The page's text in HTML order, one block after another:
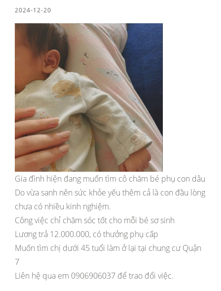
2024-12-20
Gia đình hiện đang muốn tìm cô chăm bé phụ con dâu
Do vừa sanh nên sức khỏe yếu thêm cả là con đầu lòng
chưa có nhiều kinh nghiệm.
Công việc chỉ chăm sóc tốt cho mỗi bé sơ sinh
Lương trả 12.000.000, có thưởng phụ cấp
Muốn tìm chị dưới 45 tuổi làm ở lại tại chung cư Quận
7
Liên hệ qua em 0906906037 để trao đổi việc.